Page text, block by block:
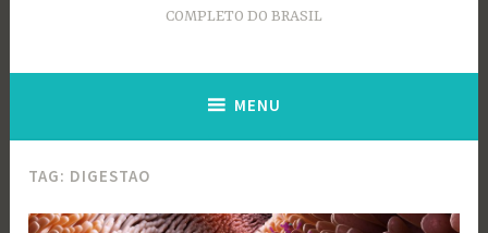
COMPLETO DO BRASIL
MENU
TAG: DIGESTAO